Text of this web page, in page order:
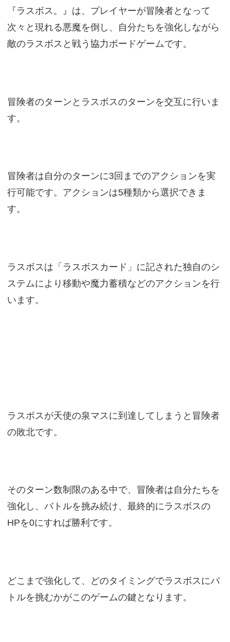
『ラスボス。』は、プレイヤーが冒険者となって
次々と現れる悪魔を倒し、自分たちを強化しながら
敵のラスボスと戦う協力ボードゲームです。
冒険者のターンとラスボスのターンを交互に行いま
す。
冒険者は自分のターンに3回までのアクションを実
行可能です。アクションは5種類から選択できま
す。
ラスボスは「ラスボスカード」に記された独自のシ
ステムにより移動や魔力蓄積などのアクションを行
います。
ラスボスが天使の泉マスに到達してしまうと冒険者
の敗北です。
そのターン数制限のある中で、冒険者は自分たちを
強化し、バトルを挑み続け、最終的にラスボスの
HPを0にすれば勝利です。
どこまで強化して、どのタイミングでラスボスにバ
トルを挑むかがこのゲームの鍵となります。